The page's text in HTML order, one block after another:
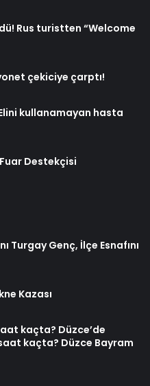
Rus turistten “Welcome
çekiciye çarptı!
kullanamayan hasta
Destekçisi
Turgay Genç, İlçe Esnafını
Kazası
kaçta? Düzce’de
kaçta? Düzce Bayram